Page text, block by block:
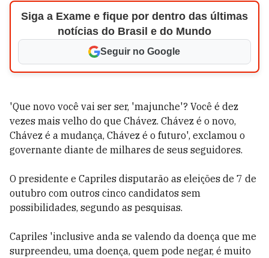
Siga a Exame e fique por dentro das últimas
notícias do Brasil e do Mundo
Seguir no Google
'Que novo você vai ser ser, 'majunche'? Você é dez
vezes mais velho do que Chávez. Chávez é o novo,
Chávez é a mudança, Chávez é o futuro', exclamou o
governante diante de milhares de seus seguidores.
O presidente e Capriles disputarão as eleições de 7 de
outubro com outros cinco candidatos sem
possibilidades, segundo as pesquisas.
Capriles 'inclusive anda se valendo da doença que me
surpreendeu, uma doença, quem pode negar, é muito